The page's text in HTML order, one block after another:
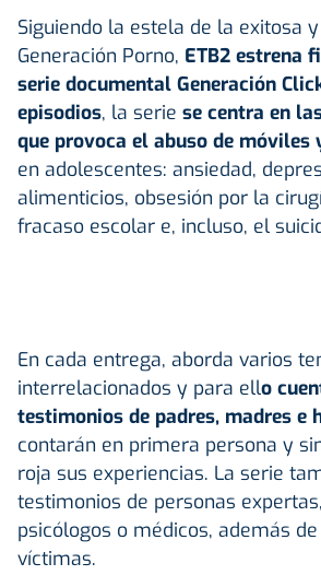
Siguiendo la estela de la exitosa
Generación Porno, ETB2 estrena
serie documental Generación
episodios, la serie se centra en
que provoca el abuso de móviles
en adolescentes: ansiedad,
alimenticios, obsesión por la
fracaso escolar e, incluso, el
En cada entrega, aborda varios
interrelacionados y para ello
testimonios de padres, madres e
contarán en primera persona y
roja sus experiencias. La serie
testimonios de personas
psicólogos o médicos, además
víctimas.